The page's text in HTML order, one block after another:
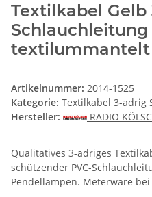
Textilkabel Gelb
Schlauchleitung
textilummantelt
Artikelnummer: 2014-1525
Kategorie: Textilkabel 3-adrig
Hersteller:
RADIO
Qualitatives 3-adriges
schützender PVC-
Pendellampen. Meterware